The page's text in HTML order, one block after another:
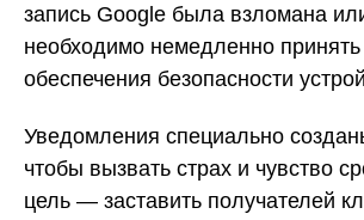
запись Google была взломана
необходимо немедленно
обеспечения безопасности
Уведомления специально
чтобы вызвать страх и чувство
цель — заставить получателей